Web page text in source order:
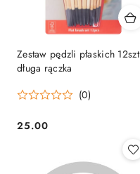
Zestaw pędzli płaskich 12szt
długa rączka
(0)
Cena:
25.00